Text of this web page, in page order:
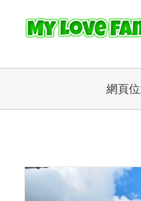
網頁